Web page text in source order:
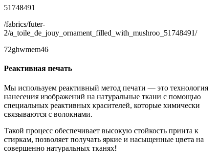
51748491
/fabrics/futer-
2/a_toile_de_jouy_ornament_filled_with_mushroo_51748491/
72ghwmem46
Реактивная печать
Мы используем реактивный метод печати — это технология
нанесения изображений на натуральные ткани с помощью
специальных реактивных красителей, которые химически
связываются с волокнами.
Такой процесс обеспечивает высокую стойкость принта к
стиркам, позволяет получать яркие и насыщенные цвета на
совершенно натуральных тканях!